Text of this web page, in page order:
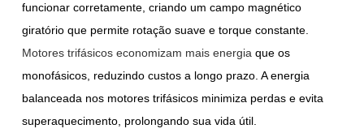
funcionar corretamente, criando um campo magnético
giratório que permite rotação suave e torque constante.
Motores trifásicos economizam mais energia que os
monofásicos, reduzindo custos a longo prazo. A energia
balanceada nos motores trifásicos minimiza perdas e evita
superaquecimento, prolongando sua vida útil.